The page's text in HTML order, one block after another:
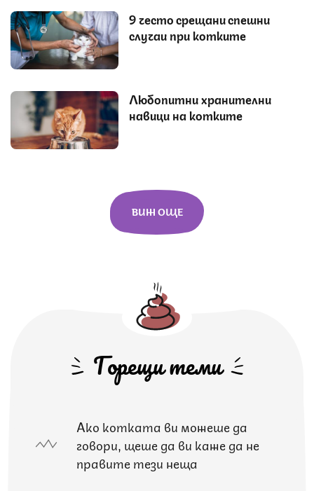
9 често срещани спешни
случаи при котките
Любопитни хранителни
навици на котките
ВИЖ ОЩЕ
Горещи теми
Ако котката ви можеше да
говори, щеше да ви каже да не
правите тези неща